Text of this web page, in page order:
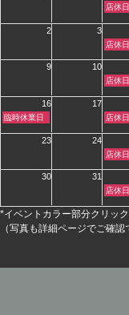
火
曜
日,
月
28th
2026
店休日
2 3
火
曜
日,
月
店休日
9 10
火
曜
日,
月
2026
店休日
16 17
日
曜
日,
臨時休業日
火
曜
日,
月
店休日
23 24
火
曜
日,
月
2026
店休日
30 31
火
曜
日,
9
月
店休日
*イベントカラー部分クリック
（写真も詳細ページでご確認